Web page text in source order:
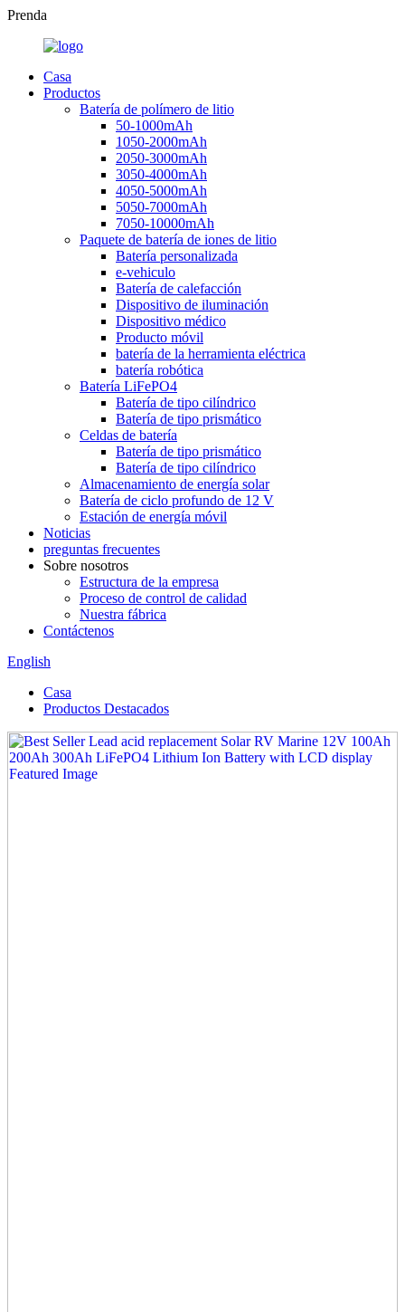
Prenda
Casa
Productos
Batería de polímero de litio
50-1000mAh
1050-2000mAh
2050-3000mAh
3050-4000mAh
4050-5000mAh
5050-7000mAh
7050-10000mAh
Paquete de batería de iones de litio
Batería personalizada
e-vehiculo
Batería de calefacción
Dispositivo de iluminación
Dispositivo médico
Producto móvil
batería de la herramienta eléctrica
batería robótica
Batería LiFePO4
Batería de tipo cilíndrico
Batería de tipo prismático
Celdas de batería
Batería de tipo prismático
Batería de tipo cilíndrico
Almacenamiento de energía solar
Batería de ciclo profundo de 12 V
Estación de energía móvil
Noticias
preguntas frecuentes
Sobre nosotros
Estructura de la empresa
Proceso de control de calidad
Nuestra fábrica
Contáctenos
English
Casa
Productos Destacados